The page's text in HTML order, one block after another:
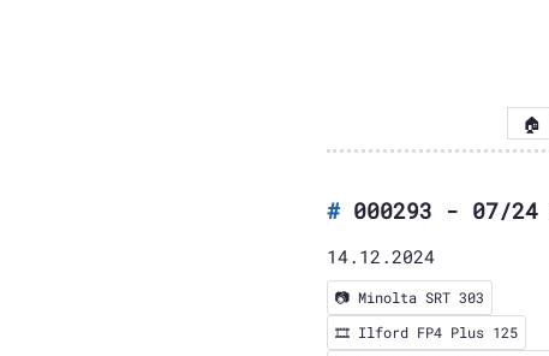
🏠
000293 - 07/24
14.12.2024
📷 Minolta SRT 303
🎞️ Ilford FP4 Plus 125